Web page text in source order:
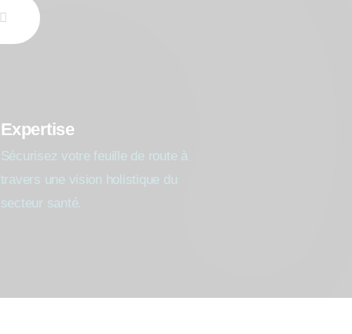
Expertise
Sécurisez votre feuille de route à
travers une vision holistique du
secteur santé.